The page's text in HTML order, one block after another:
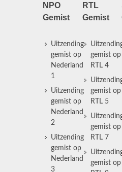
NPO
Gemist
Uitzending
gemist op
Nederland
1
Uitzending
gemist op
Nederland
2
Uitzending
gemist op
Nederland
3
RTL
Gemist
gemist op
RTL 4
gemist op
RTL 5
gemist op
RTL 7
gemist op